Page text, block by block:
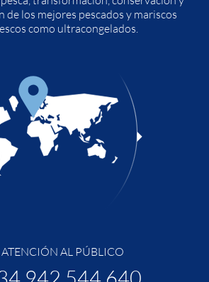
de los mejores pescados y mariscos
como ultracongelados.
ATENCIÓN AL PÚBLICO